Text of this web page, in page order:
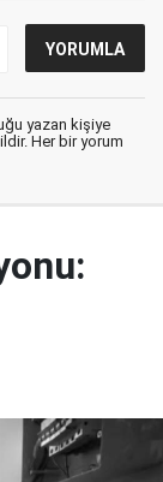
yazan kişiye
Her bir yorum